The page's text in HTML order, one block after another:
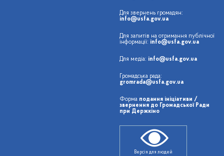
Для звернень громадян:
info@usfa.gov.ua
Для запитів на отримання публічної
інформації: info@usfa.gov.ua
Для медіа: info@usfa.gov.ua
Громадська рада:
gromrada@usfa.gov.ua
Форма подання ініціативи /
звернення до Громадської Ради
при Держкіно
Версія для людей